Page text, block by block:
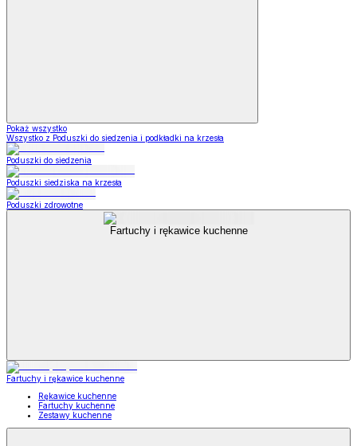
Pokaż wszystko
Wszystko z Poduszki do siedzenia i podkładki na krzesła
Poduszki do siedzenia
Poduszki siedziska na krzesła
Poduszki zdrowotne
Fartuchy i rękawice kuchenne
Fartuchy i rękawice kuchenne
Rękawice kuchenne
Fartuchy kuchenne
Zestawy kuchenne